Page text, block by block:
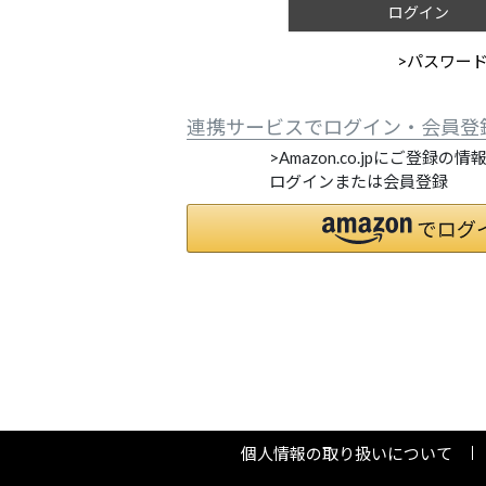
ログイン
>パスワー
連携サービスでログイン・会員登
>Amazon.co.jpにご登録の情
ログインまたは会員登録
個人情報の取り扱いについて